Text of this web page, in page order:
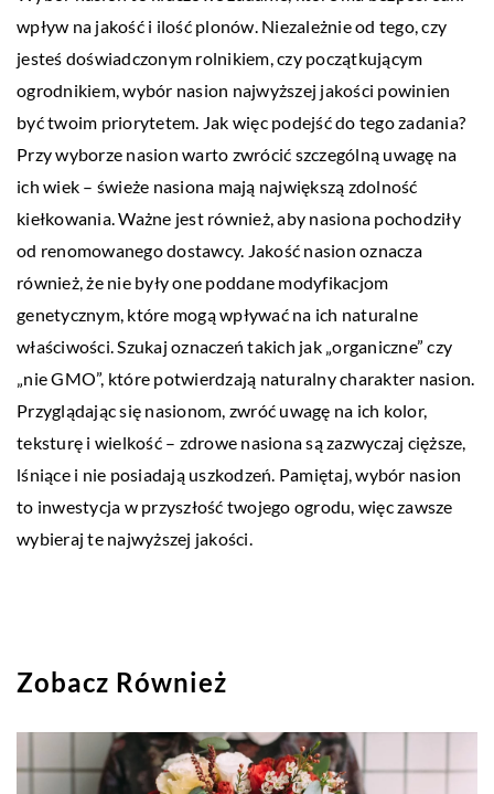
wpływ na jakość i ilość plonów. Niezależnie od tego, czy
jesteś doświadczonym rolnikiem, czy początkującym
ogrodnikiem, wybór nasion najwyższej jakości powinien
być twoim priorytetem. Jak więc podejść do tego zadania?
Przy wyborze nasion warto zwrócić szczególną uwagę na
ich wiek – świeże nasiona mają największą zdolność
kiełkowania. Ważne jest również, aby nasiona pochodziły
od renomowanego dostawcy. Jakość nasion oznacza
również, że nie były one poddane modyfikacjom
genetycznym, które mogą wpływać na ich naturalne
właściwości. Szukaj oznaczeń takich jak „organiczne” czy
„nie GMO”, które potwierdzają naturalny charakter nasion.
Przyglądając się nasionom, zwróć uwagę na ich kolor,
teksturę i wielkość – zdrowe nasiona są zazwyczaj cięższe,
lśniące i nie posiadają uszkodzeń. Pamiętaj, wybór nasion
to inwestycja w przyszłość twojego ogrodu, więc zawsze
wybieraj te najwyższej jakości.
Zobacz Również